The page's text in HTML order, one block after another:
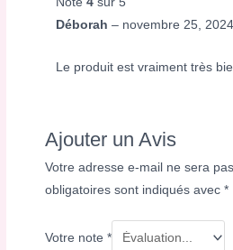
Déborah– novembre 25, 2024
Le produit est vraiment très
Ajouter un Avis
Votre adresse e-mail ne sera
obligatoires sont indiqués avec*
Votre note*